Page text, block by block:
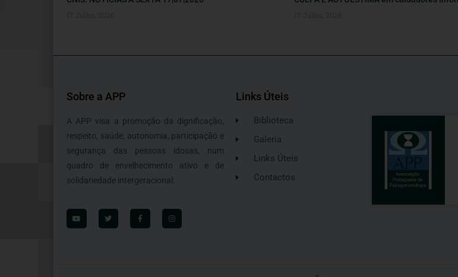
Sobre a APP
A APP visa a promoção da dignificação,
respeito, saúde, autonomia, participação e
segurança das pessoas idosas, num
quadro de envelhecimento ativo e de
solidariedade intergeracional.
Links Úteis
Biblioteca
Galeria
Links Úteis
Contactos